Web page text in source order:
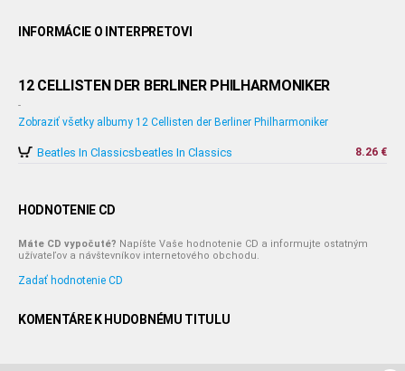
INFORMÁCIE O INTERPRETOVI
12 CELLISTEN DER BERLINER PHILHARMONIKER
-
Zobraziť všetky albumy 12 Cellisten der Berliner Philharmoniker
Beatles In Classicsbeatles In Classics 8.26 €
HODNOTENIE CD
Máte CD vypočuté? Napíšte Vaše hodnotenie CD a informujte ostatným
užívateľov a návštevníkov internetového obchodu.
Zadať hodnotenie CD
KOMENTÁRE K HUDOBNÉMU TITULU